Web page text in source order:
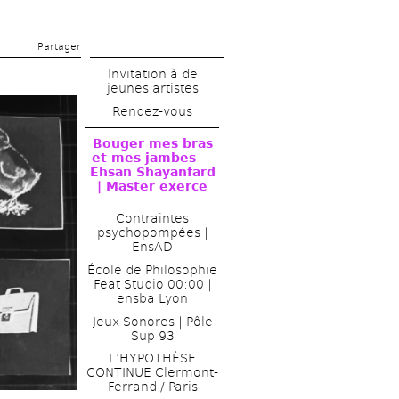
Partager
Invitation à de
jeunes artistes
Rendez-vous
Bouger mes bras
et mes jambes —
Ehsan Shayanfard
| Master exerce
Contraintes
psychopompées |
EnsAD
École de Philosophie
Feat Studio 00:00 |
ensba Lyon
Jeux Sonores | Pôle
Sup 93
L’HYPOTHÈSE
CONTINUE Clermont-
Ferrand / Paris